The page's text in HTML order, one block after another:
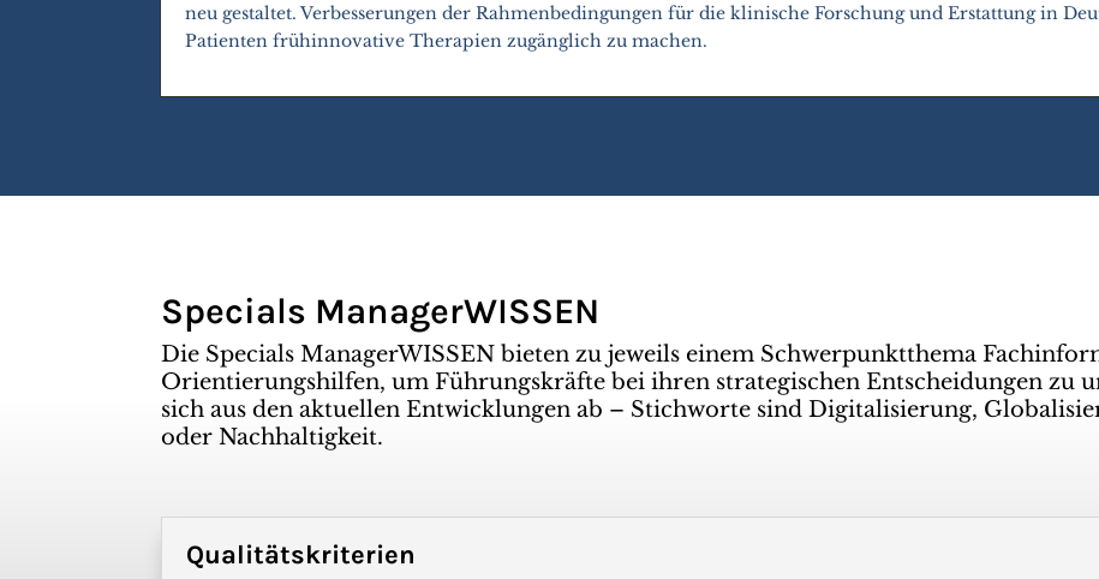
neu gestaltet. Verbesserungen der Rahmenbedingungen für die klinische Forschung und Erstattung in
Patienten frühinnovative Therapien zugänglich zu machen.
Specials ManagerWISSEN
Die Specials ManagerWISSEN bieten zu jeweils einem Schwerpunktthema
Orientierungshilfen, um Führungskräfte bei ihren strategischen Entscheidungen zu
sich aus den aktuellen Entwicklungen ab – Stichworte sind Digitalisierung,
oder Nachhaltigkeit.
Qualitätskriterien